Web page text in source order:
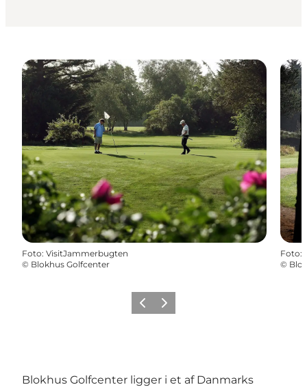
Foto: VisitJammerbugten
© Blokhus Golfcenter
Foto:
©
ForrigeNæste
Blokhus Golfcenter ligger i et af Danmarks